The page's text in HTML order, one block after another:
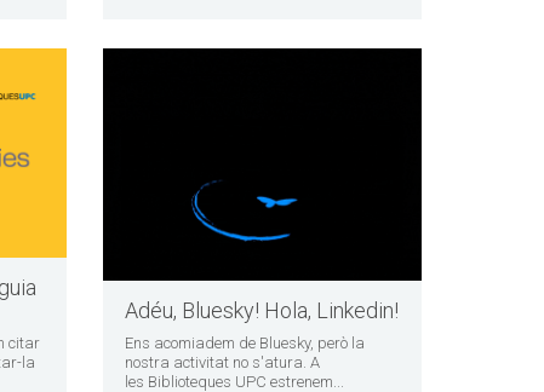
citar
la
Adéu, Bluesky! Hola, Linkedin!
Ens acomiadem de Bluesky, però la
nostra activitat no s'atura. A
les Biblioteques UPC estrenem...